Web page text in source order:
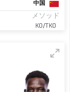
中国
メソッド
KO/TKO